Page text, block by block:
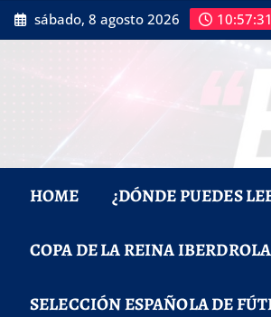
Saltar
al
sábado, 8 agosto 2026
HOME ¿DÓNDE PUEDES
COPA DE LA REINA IBERDROLA
SELECCIÓN ESPAÑOLA DE